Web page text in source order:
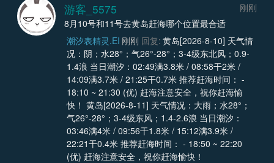
游客_5575
刚刚
8月10号和11号去黄岛赶海哪个位置最合适
潮汐表精灵.EI 刚刚 回复: 黄岛[2026-8-10] 天气情
况：阴；水28°；气26°-28°；3-4级东北风；0.9-
1.4浪 当日潮汐：02:49满3.8米 / 08:58干2米 /
14:09满3.7米 / 21:25干0.7米 推荐赶海时间： -
18:10 ~ 21:30 (优) 赶海注意安全，祝你赶海愉
快！ 黄岛[2026-8-11] 天气情况：大雨；水28°；
气26°-28°；3-4级东风；1.4-2.6浪 当日潮汐：
03:46满4米 / 09:56干1.8米 / 15:12满3.9米 /
22:21干0.4米 推荐赶海时间： - 18:50 ~ 22:20
(优) 赶海注意安全，祝你赶海愉快！